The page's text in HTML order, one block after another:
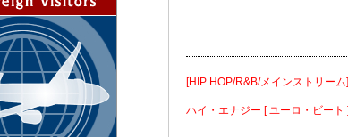
[HIP HOP/R&B/メインストリーム
ハイ・エナジー [ ユーロ・ビート